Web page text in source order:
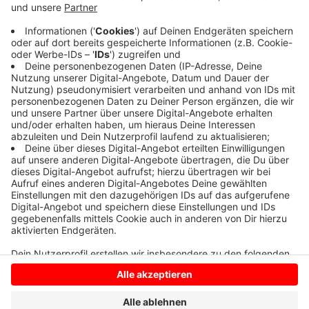
Anzeige
Damit ist die Chance bereits sehr gering den Sprung
ins Viertelfinale zu schaffen. Heute Nachmittag geht
es weiter gegen Thailand.
Anzeige
Anzeige